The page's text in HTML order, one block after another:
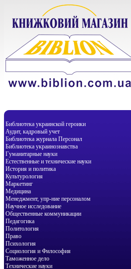
Библиотека украинской героики
Аудит, кадровый учет
Библиотека журнала Персонал
Библиотека украинознавства
Гуманитарные науки
Естественные и технические науки
История и политика
Культурология
Маркетинг
Медицина
Менеджмент, упр-ние персоналом
Научное исследование
Общественные коммуникации
Педагогика
Политология
Право
Психология
Социология и Философия
Таможенное дело
Технические науки